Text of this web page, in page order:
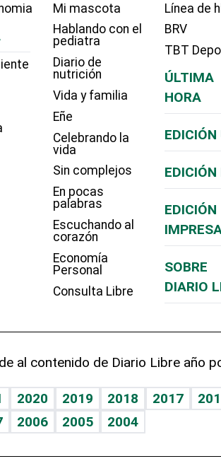
Mi mascota
Hablando con el
pediatra
Diario de
nutrición
Vida y familia
Eñe
Celebrando la
vida
Sin complejos
En pocas
palabras
Escuchando al
corazón
Economía
Personal
Consulta Libre
Línea de
BRV
TBT
ÚLTIMA
HORA
EDICIÓN
EDICIÓN
EDICIÓN
SOBRE
DIARIO
al contenido de Diario Libre año
2020 2019 2018 2017
2006 2005 2004